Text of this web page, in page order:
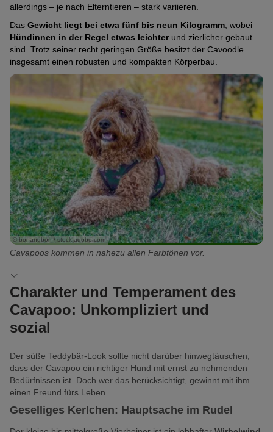
5
Pfoten)
von
5
Pfoten)
Tendenz zu Sabbern
Schwach
ausgeprägt
(2
von
Pfoten)
Als Jagdhund geeignet
Schwach
ausgeprägt
(2
von
Pfoten)
Pflegeleichtes Fell
Schwach
ausgeprägt
von
5
Pfoten)
Hitzeresistent
Schwach
ausgeprägt
5
Pfoten)
Kälteresistent
Mittelmäßig
ausgeprägt
(3
von
5
Pfoten)
Als Spürhund geeignet
Sehr
schwach
ausgeprägt
(1
von
5
Pfoten)
Als Assistenzhund geeignet
Sehr
schwach
ausgeprägt
(1
von
Gehorsam
Mittelmäßig
ausgeprägt
(3
Pfoten)
allerdings – je nach Elterntieren – stark variieren.
Das Gewicht liegt bei etwa fünf bis neun Kilogramm , wobei
Hündinnen in der Regel etwas leichterund zierlicher gebaut
sind. Trotz seiner recht geringen Größe besitzt der Cavoodle
insgesamt einen robusten und kompakten Körperbau.
© bonandbon / stock.adobe.com
Cavapoos kommen in nahezu allen Farbtönen vor.
Charakter und Temperament des
Cavapoo: Unkompliziert und
sozial
Der süße Teddybär-Look sollte nicht darüber hinwegtäuschen,
dass der Cavapoo ein richtiger Hund mit ernst zu nehmenden
Bedürfnissen ist. Doch wer das berücksichtigt, gewinnt mit ihm
einen Freund fürs Leben.
Geselliges Kerlchen: Hauptsache im Rudel